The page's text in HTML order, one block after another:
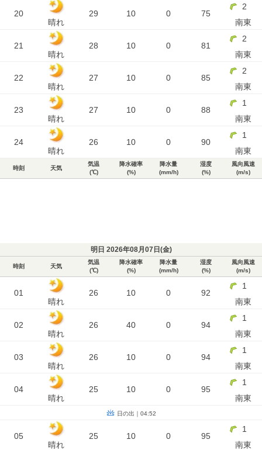
20
晴れ
29 10 0 75
2
南東
21
晴れ
28 10 0 81
2
南東
22
晴れ
27 10 0 85
2
南東
23
晴れ
27 10 0 88
1
南東
24
晴れ
26 10 0 90
1
南東
時刻 天気
気温
(℃)
降水確率
(%)
降水量
(mm/h)
湿度
(%)
風向風速
(m/s)
明日 2026年08月07日(金)
時刻 天気
気温
(℃)
降水確率
(%)
降水量
(mm/h)
湿度
(%)
風向風速
(m/s)
01
晴れ
26 10 0 92
1
南東
02
晴れ
26 40 0 94
1
南東
03
晴れ
26 10 0 94
1
南東
04
晴れ
25 10 0 95
1
南東
日の出｜04:52
05
晴れ
25 10 0 95
1
南東